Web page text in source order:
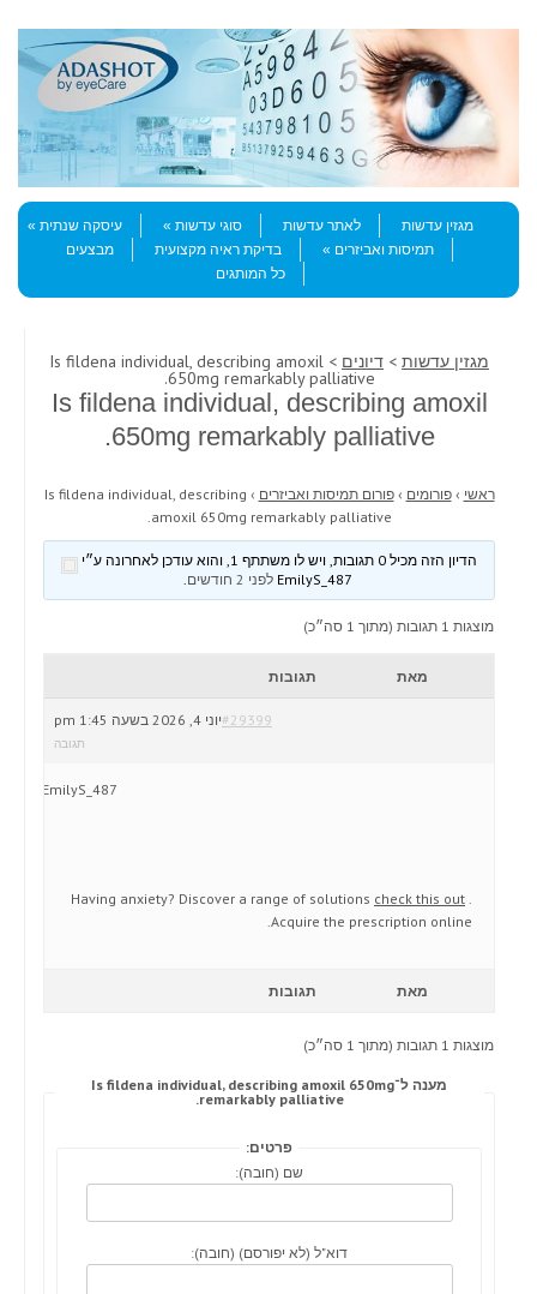
Menu
Skip to content
מגזין עדשות
לאתר עדשות סוגי עדשות
עיסקה שנתית
תמיסות ואביזרים
בדיקת ראיה מקצועית
מבצעים
כל המותגים
מגזין עדשות > דיונים > Is fildena individual, describing amoxil
650mg remarkably palliative.
Is fildena individual, describing amoxil
650mg remarkably palliative.
ראשי › פורומים › פורום תמיסות ואביזרים ›
Is fildena individual, describing
amoxil 650mg remarkably palliative.
הדיון הזה מכיל 0 תגובות, ויש לו משתתף 1, והוא עודכן לאחרונה ע״י
לפני 2 חודשים .
מוצגות 1 תגובות (מתוך 1 סה״כ)
מאת תגובות
יוני 4, 2026 בשעה 1:45 pm#29399
תגובה
EmilyS_487
Having anxiety? Discover a range of solutions check this out .
Acquire the prescription online.
מאת תגובות
מוצגות 1 תגובות (מתוך 1 סה״כ)
מענה ל־Is fildena individual, describing amoxil 650mg
remarkably palliative.
פרטים:
שם (חובה):
דוא"ל (לא יפורסם) (חובה):